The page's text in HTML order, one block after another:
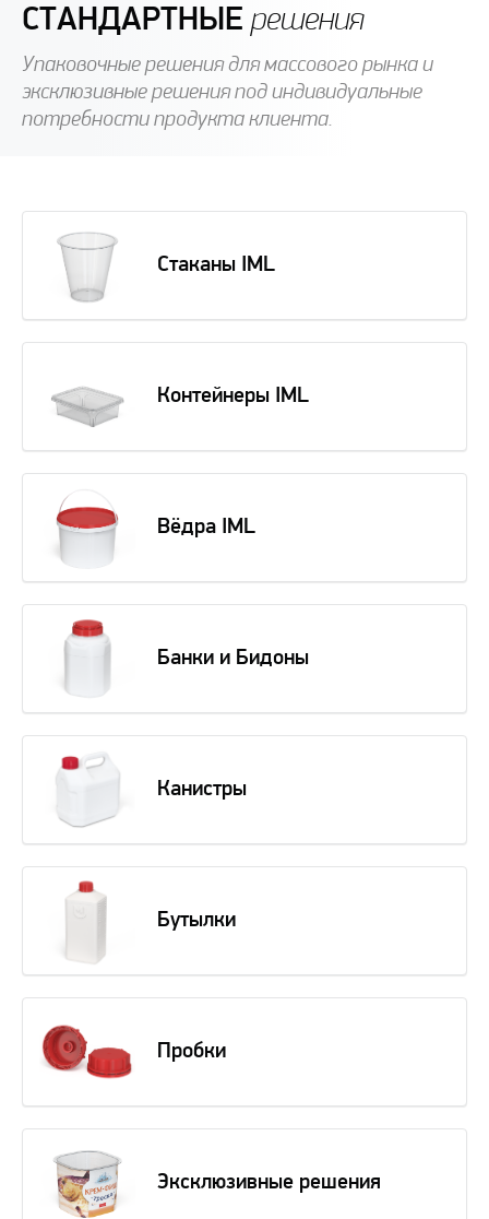
СТАНДАРТНЫЕ решения
Упаковочные решения для массового рынка и
эксклюзивные решения под индивидуальные
потребности продукта клиента.
Стаканы IML
Контейнеры IML
Вёдра IML
Банки и Бидоны
Канистры
Бутылки
Пробки
Эксклюзивные решения